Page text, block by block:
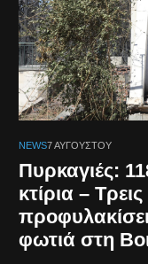
NEWS7 ΑΥΓΟΎΣΤΟΥ
Πυρκαγιές:
κτίρια – Τρεις
φωτιά στη